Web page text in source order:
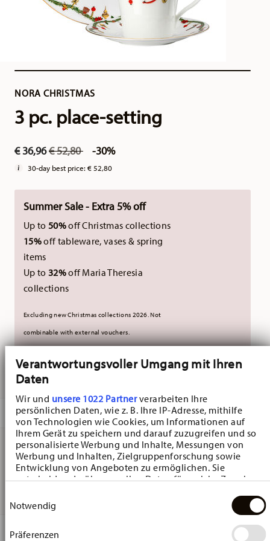
Verantwortungsvoller Umgang mit Ihren
Daten
Wir und unsere 1022 Partnerverarbeiten Ihre
persönlichen Daten, wie z. B. Ihre IP-Adresse, mithilfe
von Technologien wie Cookies, um Informationen auf
Ihrem Gerät zu speichern und darauf zuzugreifen und so
personalisierte Werbung und Inhalte, Messungen von
Werbung und Inhalten, Zielgruppenforschung sowie
Entwicklung von Angeboten zu ermöglichen. Sie
entscheiden darüber, wer Ihre Daten für welche Zwecke
Cookie-Erklärung oder durch Klicken auf das Privacy
Trigger Symbol ändern oder widerrufen
Wenn Sie es erlauben, würden wir auch gerne:
Notwendig
Präferenzen
NORA CHRISTMAS
3 pc. place-setting
€ 36,96Price reduced from
€ 52,80to -30%
30-day best price:€ 52,80
Summer Sale - Extra 5% off
Up to 50%off Christmas collections
15%off tableware, vases & spring
items
Up to 32%off Maria Theresia
collections
Excluding new Christmas collections 2026. Not
combinable with external vouchers.
DELIVERED IN 5-7 WORKING DAYS
DESCRIPTION
Hutschenreuther Nora Christmas Place setting - 3 pc.
place-setting, Bone China Green
DETAILS